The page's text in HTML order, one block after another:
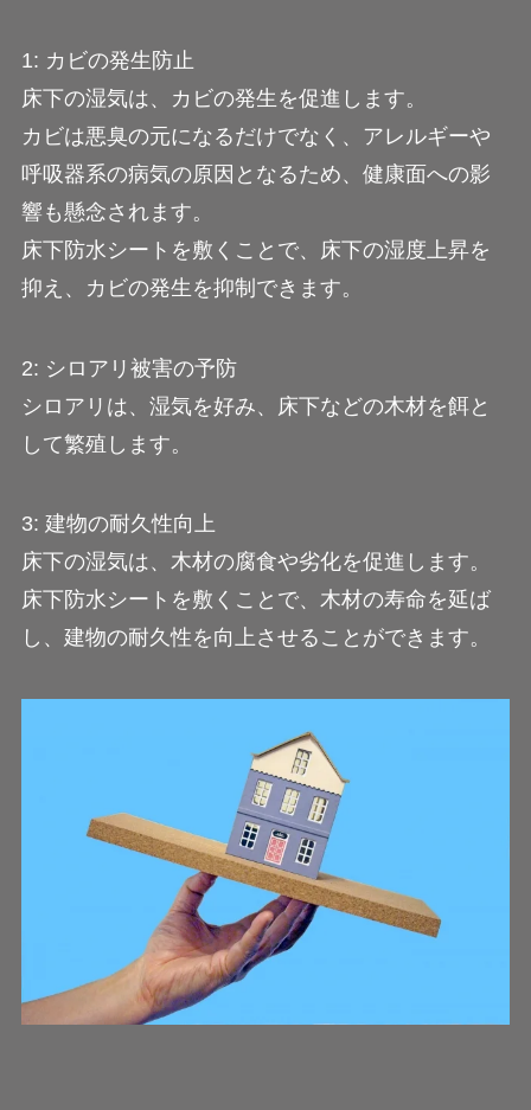
1: カビの発生防止
床下の湿気は、カビの発生を促進します。
カビは悪臭の元になるだけでなく、アレルギーや
呼吸器系の病気の原因となるため、健康面への影
響も懸念されます。
床下防水シートを敷くことで、床下の湿度上昇を
抑え、カビの発生を抑制できます。
2: シロアリ被害の予防
シロアリは、湿気を好み、床下などの木材を餌と
して繁殖します。
3: 建物の耐久性向上
床下の湿気は、木材の腐食や劣化を促進します。
床下防水シートを敷くことで、木材の寿命を延ば
し、建物の耐久性を向上させることができます。